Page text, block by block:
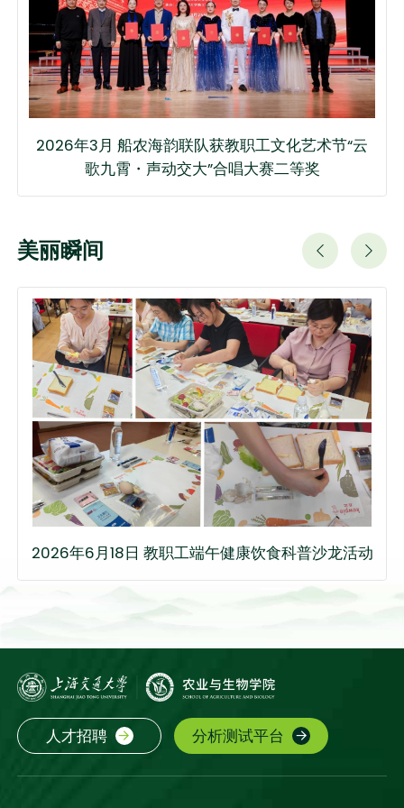
2026年3月 船农海韵联队获教职工文化艺术节“云
歌九霄・声动交大”合唱大赛二等奖
美丽瞬间
2026年6月18日 教职工端午健康饮食科普沙龙活动
人才招聘 分析测试平台